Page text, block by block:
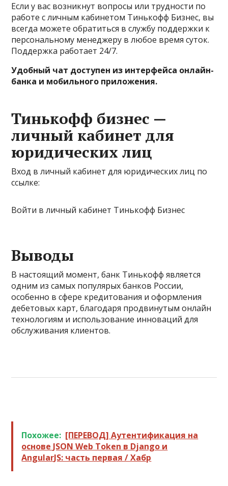
Если у вас возникнут вопросы или трудности по
работе с личным кабинетом Тинькофф Бизнес, вы
всегда можете обратиться в службу поддержки к
персональному менеджеру в любое время суток.
Поддержка работает 24/7.
Удобный чат доступен из интерфейса онлайн-
банка и мобильного приложения.
Тинькофф бизнес —
личный кабинет для
юридических лиц
Вход в личный кабинет для юридических лиц по
ссылке:
Войти в личный кабинет Тинькофф Бизнес
Выводы
В настоящий момент, банк Тинькофф является
одним из самых популярых банков России,
особенно в сфере кредитования и оформления
дебетовых карт, благодаря продвинутым онлайн
технологиям и использование инноваций для
обслуживания клиентов.
Похожее: [ПЕРЕВОД] Аутентификация на
основе JSON Web Token в Django и
AngularJS: часть первая / Хабр